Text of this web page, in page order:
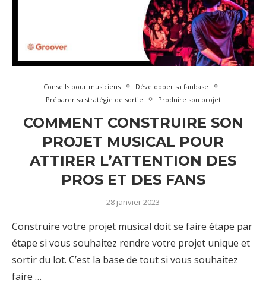
Conseils pour musiciens
Développer sa fanbase
Préparer sa stratégie de sortie
Produire son projet
COMMENT CONSTRUIRE SON
PROJET MUSICAL POUR
ATTIRER L’ATTENTION DES
PROS ET DES FANS
28 janvier 2023
Construire votre projet musical doit se faire étape par
étape si vous souhaitez rendre votre projet unique et
sortir du lot. C’est la base de tout si vous souhaitez
faire …